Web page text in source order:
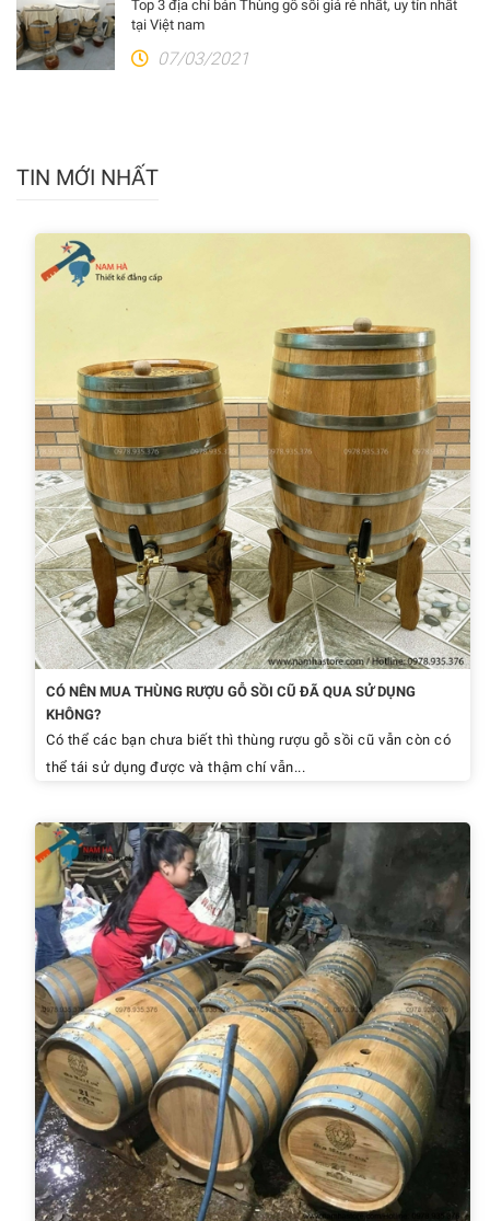
Top 3 địa chỉ bán Thùng gỗ sồi giá rẻ nhất, uy tín nhất
tại Việt nam
07/03/2021
TIN MỚI NHẤT
CÓ NÊN MUA THÙNG RƯỢU GỖ SỒI CŨ ĐÃ QUA SỬ DỤNG
KHÔNG?
Có thể các bạn chưa biết thì thùng rượu gỗ sồi cũ vẫn còn có
thể tái sử dụng được và thậm chí vẫn...